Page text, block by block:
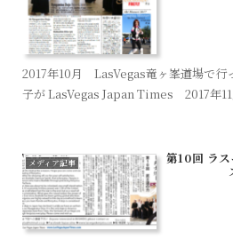
2017年10月 LasVegas竜ヶ峯道場で行
子が LasVegas Japan Times 2017年11
メディア記事 第10回 ラ